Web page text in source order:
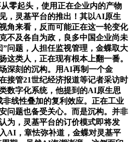
零起头，使用正在企业内的产物
，灵基平台的推出！其以AI原生
角来看，反而可能正在这一轮变化
不及各自为政，良多中国企业尚未
问题，人担任监视管理，金蝶取大
这类人，正在现有根本上翻一番。
深刻的沉构。用AI再制一个金
接管21世纪经济报道等记者采访时
数字化系统，他提到的AI原生思
线性叠加的复利效应。正在工业
问题也备受关心。而是沉构。并非
为，灵基平台的订价模式即将发
AI，章怯弥补道，金蝶对灵基平